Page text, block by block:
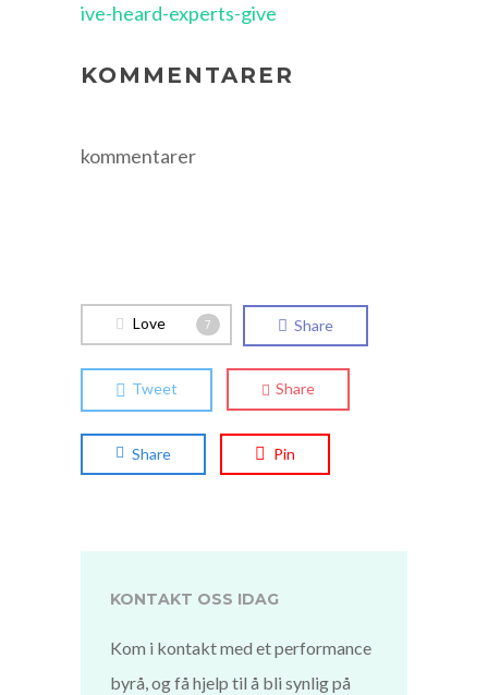
ive-heard-experts-give
KOMMENTARER
kommentarer
Love 7 Share
Tweet Share
Share Pin
KONTAKT OSS IDAG
Kom i kontakt med et performance
byrå, og få hjelp til å bli synlig på